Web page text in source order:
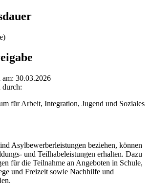
am: 30.03.2026
durch:
für Arbeit, Integration, Jugend und Soziales
Asylbewerberleistungen beziehen, können
und Teilhabeleistungen erhalten. Dazu
für die Teilnahme an Angeboten in Schule,
und Freizeit sowie Nachhilfe und